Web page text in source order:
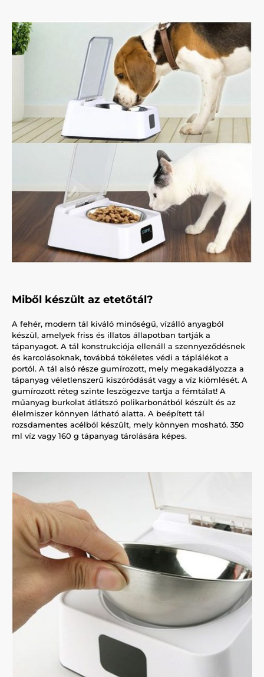
Miből készült az etetőtál?
A fehér, modern tál kiváló minőségű, vízálló anyagból
készül, amelyek friss és illatos állapotban tartják a
tápanyagot. A tál konstrukciója ellenáll a szennyeződésnek
és karcolásoknak, továbbá tökéletes védi a táplálékot a
portól. A tál alsó része gumírozott, mely megakadályozza a
tápanyag véletlenszerű kiszóródását vagy a víz kiömlését. A
gumírozott réteg szinte leszögezve tartja a fémtálat! A
műanyag burkolat átlátszó polikarbonátból készült és az
élelmiszer könnyen látható alatta. A beépített tál
rozsdamentes acélból készült, mely könnyen mosható. 350
ml víz vagy 160 g tápanyag tárolására képes.